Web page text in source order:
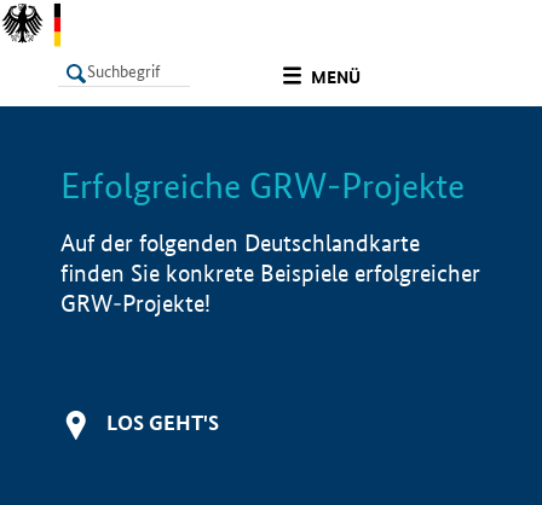
MENÜ
LISTE Info
Erfolgreiche GRW-Projekte
Auf der folgenden Deutschlandkarte
finden Sie konkrete Beispiele erfolgreicher
GRW-Projekte!
LOS GEHT'S